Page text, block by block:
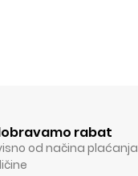
rabat
od načina plaćanja